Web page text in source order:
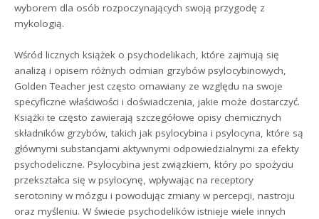
wyborem dla osób rozpoczynających swoją przygodę z
mykologią.
Wśród licznych książek o psychodelikach, które zajmują się
analizą i opisem różnych odmian grzybów psylocybinowych,
Golden Teacher jest często omawiany ze względu na swoje
specyficzne właściwości i doświadczenia, jakie może dostarczyć.
Książki te często zawierają szczegółowe opisy chemicznych
składników grzybów, takich jak psylocybina i psylocyna, które są
głównymi substancjami aktywnymi odpowiedzialnymi za efekty
psychodeliczne. Psylocybina jest związkiem, który po spożyciu
przekształca się w psylocynę, wpływając na receptory
serotoniny w mózgu i powodując zmiany w percepcji, nastroju
oraz myśleniu. W świecie psychodelików istnieje wiele innych